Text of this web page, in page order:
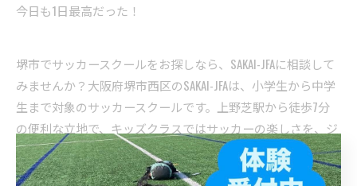
今日も1日最高だった！
堺市でサッカースクールをお探しなら、SAKAI-JFAに相談して
みませんか？大阪府堺市西区のSAKAI-JFAは、小学生から中学
生まで対象のサッカースクールです。上野芝駅から徒歩7分
の便利な立地で、キッズクラスではサッカーの楽しさを、ジ
ュニアクラスでは本格的な技術指導を行っています。堺市、
堺市西区で子どもたちの健やかな成長を応援するサッカース